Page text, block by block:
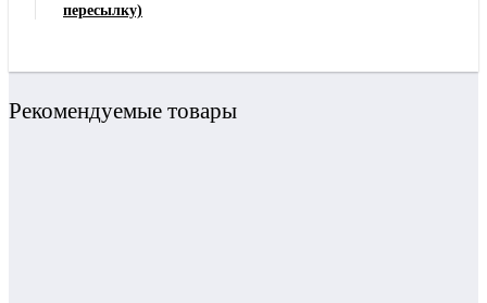
пересылку)
Рекомендуемые товары